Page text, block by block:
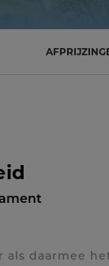
als daarmee